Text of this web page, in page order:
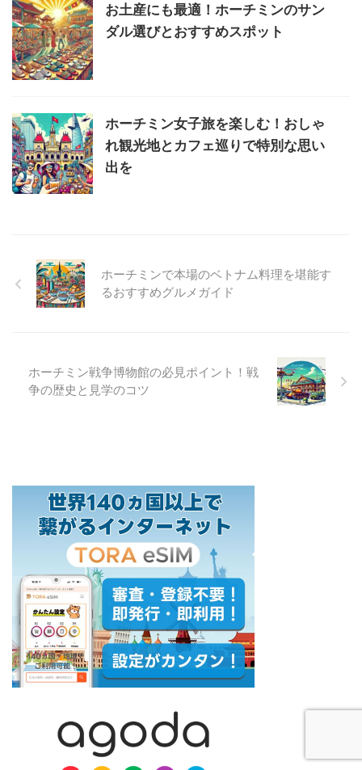
お土産にも最適！ホーチミンのサン
ダル選びとおすすめスポット
ホーチミン女子旅を楽しむ！おしゃ
れ観光地とカフェ巡りで特別な思い
出を
ホーチミンで本場のベトナム料理を堪能す
るおすすめグルメガイド
ホーチミン戦争博物館の必見ポイント！戦
争の歴史と見学のコツ